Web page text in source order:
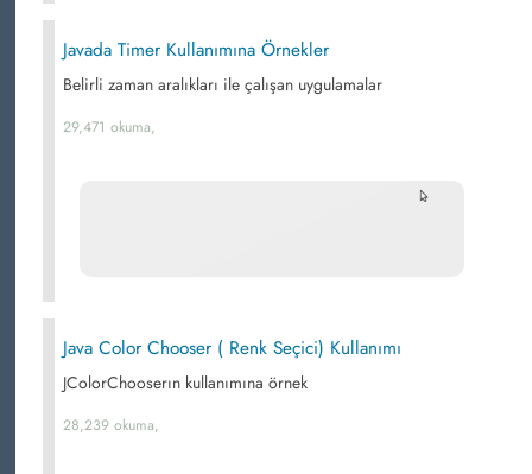
Javada Timer Kullanımına Örnekler
Belirli zaman aralıkları ile çalışan uygulamalar
29,471 okuma,
Java Color Chooser ( Renk Seçici) Kullanımı
JColorChooserın kullanımına örnek
28,239 okuma,